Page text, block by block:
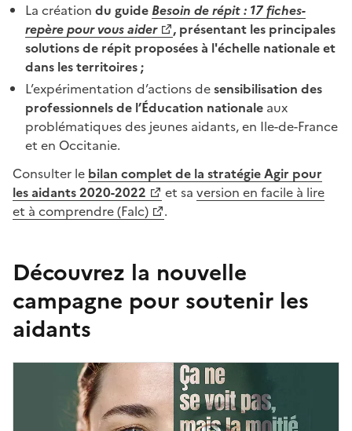
La création du guide Besoin de répit : 17fiches-
repère pour vous aider
, présentant les principales
solutions de répit proposées à l'échelle nationale et
dans les territoires ;
L’expérimentation d’actions desensibilisation des
professionnels de l’Éducation nationale aux
problématiques des jeunes aidants, en Ile-de-France
et en Occitanie.
Consulter le bilan complet de la stratégie Agir pour
les aidants2020-2022 et sa version en facile à lire
et à comprendre (Falc)
.
Découvrez la nouvelle
campagne pour soutenir les
aidants